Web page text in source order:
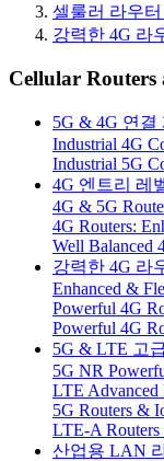
셀룰러 라우터
강력한 4G 라
Cellular Routers
5G & 4G 연결
Industrial 4G
Industrial 5G
4G 엔트리 레
4G & 5G
4G Routers:
Well Balanced
강력한 4G 라
Enhanced &
Powerful 4G
Powerful 4G
5G & LTE 고
5G NR
LTE Advanced
5G Routers &
LTE-A
산업용 LAN